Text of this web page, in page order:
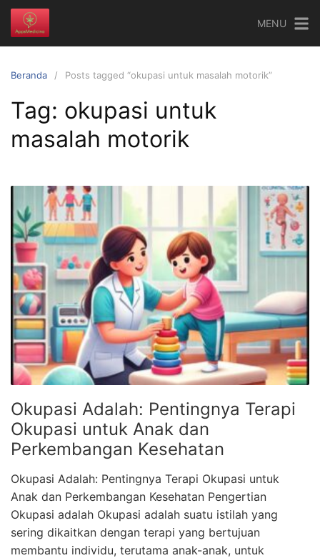
Langsung
konten
MENU
Beranda Posts tagged “okupasi untuk masalah motorik”
Tag: okupasi untuk
masalah motorik
Okupasi Adalah: Pentingnya Terapi
Okupasi untuk Anak dan
Perkembangan Kesehatan
Okupasi Adalah: Pentingnya Terapi Okupasi untuk
Anak dan Perkembangan Kesehatan Pengertian
Okupasi adalah Okupasi adalah suatu istilah yang
sering dikaitkan dengan terapi yang bertujuan
membantu individu, terutama anak-anak, untuk